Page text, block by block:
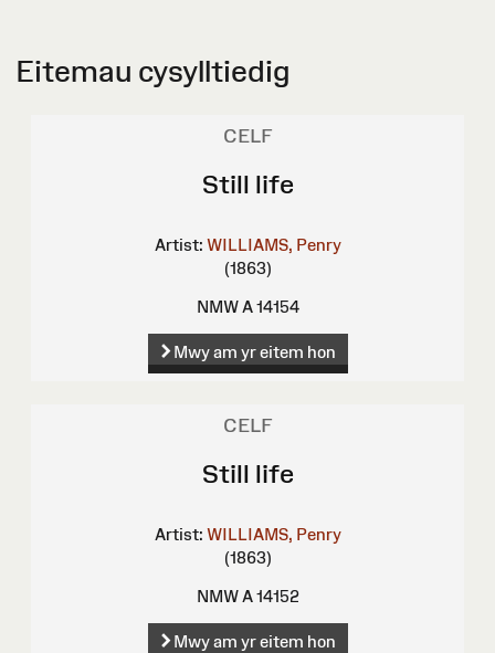
Eitemau cysylltiedig
CELF
Still life
Artist: WILLIAMS, Penry
(1863)
NMW A 14154
Mwy am yr eitem hon
CELF
Still life
Artist: WILLIAMS, Penry
(1863)
NMW A 14152
Mwy am yr eitem hon